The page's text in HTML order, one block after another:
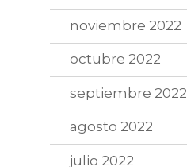
noviembre 2022
octubre 2022
septiembre 2022
agosto 2022
julio 2022